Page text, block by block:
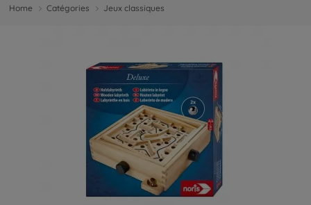
Home Catégories Jeux classiques